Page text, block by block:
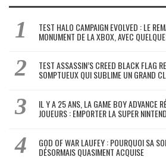
TEST HALO CAMPAIGN EVOLVED : LE
MONUMENT DE LA XBOX, AVEC
TEST ASSASSIN’S CREED BLACK FLAG
SOMPTUEUX QUI SUBLIME UN GRAND
IL Y A 25 ANS, LA GAME BOY ADVANCE
JOUEURS : EMPORTER LA SUPER
GOD OF WAR LAUFEY : POURQUOI SA
DÉSORMAIS QUASIMENT ACQUISE